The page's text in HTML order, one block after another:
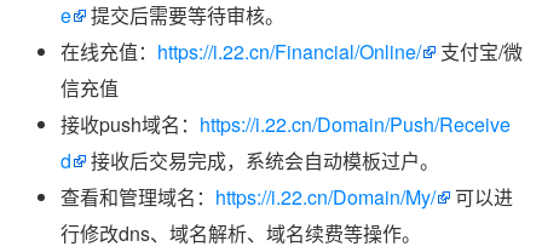
e
提交后需要等待审核。
在线充值： https://i.22.cn/Financial/Online/
支付宝/微
信充值
接收push域名： https://i.22.cn/Domain/Push/Receive
d
接收后交易完成，系统会自动模板过户。
查看和管理域名： https://i.22.cn/Domain/My/
可以进
行修改dns、域名解析、域名续费等操作。